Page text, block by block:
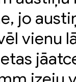
jo
vienu